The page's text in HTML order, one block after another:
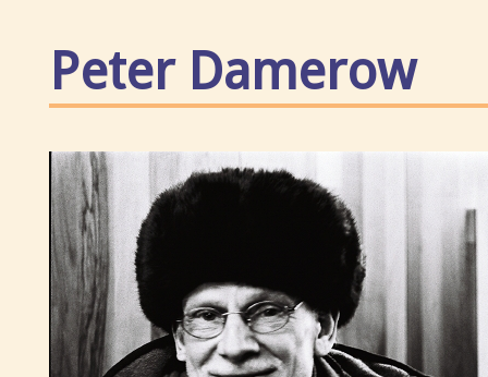
Peter Damerow